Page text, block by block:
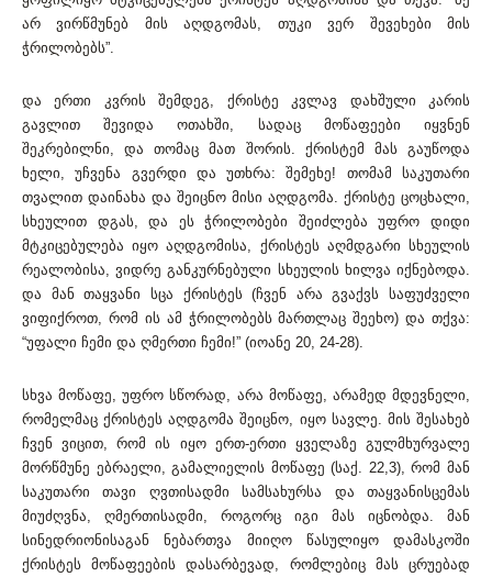
არ ვირწმუნებ მის აღდგომას, თუკი ვერ შევეხები მის
ჭრილობებს”.
და ერთი კვრის შემდეგ, ქრისტე კვლავ დახშული კარის
გავლით შევიდა ოთახში, სადაც მოწაფეები იყვნენ
შეკრებილნი, და თომაც მათ შორის. ქრისტემ მას გაუწოდა
ხელი, უჩვენა გვერდი და უთხრა: შემეხე! თომამ საკუთარი
თვალით დაინახა და შეიცნო მისი აღდგომა. ქრისტე ცოცხალი,
სხეულით დგას, და ეს ჭრილობები შეიძლება უფრო დიდი
მტკიცებულება იყო აღდგომისა, ქრისტეს აღმდგარი სხეულის
რეალობისა, ვიდრე განკურნებული სხეულის ხილვა იქნებოდა.
და მან თაყვანი სცა ქრისტეს (ჩვენ არა გვაქვს საფუძველი
ვიფიქროთ, რომ ის ამ ჭრილობებს მართლაც შეეხო) და თქვა:
“უფალი ჩემი და ღმერთი ჩემი!” (იოანე 20, 24-28).
სხვა მოწაფე, უფრო სწორად, არა მოწაფე, არამედ მდევნელი,
რომელმაც ქრისტეს აღდგომა შეიცნო, იყო სავლე. მის შესახებ
ჩვენ ვიცით, რომ ის იყო ერთ-ერთი ყველაზე გულმხურვალე
მორწმუნე ებრაელი, გამალიელის მოწაფე (საქ. 22,3), რომ მან
საკუთარი თავი ღვთისადმი სამსახურსა და თაყვანისცემას
მიუძღვნა, ღმერთისადმი, როგორც იგი მას იცნობდა. მან
სინედრიონისაგან ნებართვა მიიღო წასულიყო დამასკოში
ქრისტეს მოწაფეების დასარბევად, რომლებიც მას ცრუებად